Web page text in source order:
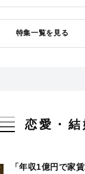
特集一覧を見る
恋愛・結
「年収1億円で家